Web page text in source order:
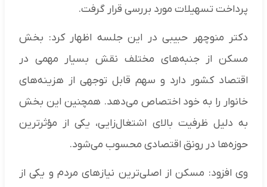
پرداخت تسهیلات مورد بررسی قرار گرفت.
دکتر منوچهر حبیبی در این جلسه اظهار کرد: بخش
مسکن از جنبه‌های مختلف نقش بسیار مهمی در
اقتصاد کشور دارد و سهم قابل توجهی از هزینه‌های
خانوار را به خود اختصاص می‌دهد. همچنین این بخش
به دلیل ظرفیت بالای اشتغال‌زایی، یکی از مؤثرترین
حوزه‌ها در رونق اقتصادی محسوب می‌شود.
وی افزود: مسکن از اصلی‌ترین نیازهای مردم و یکی از